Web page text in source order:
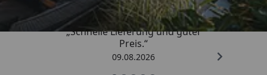
„Schnelle Lieferung und guter
Preis.“
09.08.2026